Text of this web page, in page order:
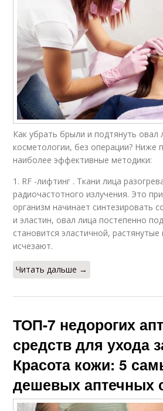
Как убрать брыли и подтянуть
косметологии, без операции? Ниже
наиболее эффективные методики:
1. RF -лифтинг . Ткани лица
радиочастотного излучения. Это
организм начинает синтезировать
и эластин, овал лица постепенно
становится эластичной,
исчезают.
Читать дальше →
ТОП-7 недорогих
средств для ухода
Красота кожи: 5
дешевых аптечных